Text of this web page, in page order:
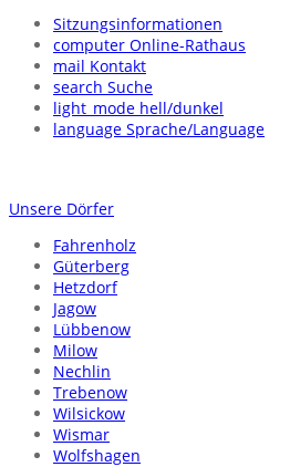
Sitzungsinformationen
computer Online-Rathaus
mail Kontakt
search Suche
light_mode hell/dunkel
language Sprache/Language
Unsere Dörfer
Fahrenholz
Güterberg
Hetzdorf
Jagow
Lübbenow
Milow
Nechlin
Trebenow
Wilsickow
Wismar
Wolfshagen